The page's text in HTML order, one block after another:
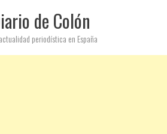
de Colón
periodística en España